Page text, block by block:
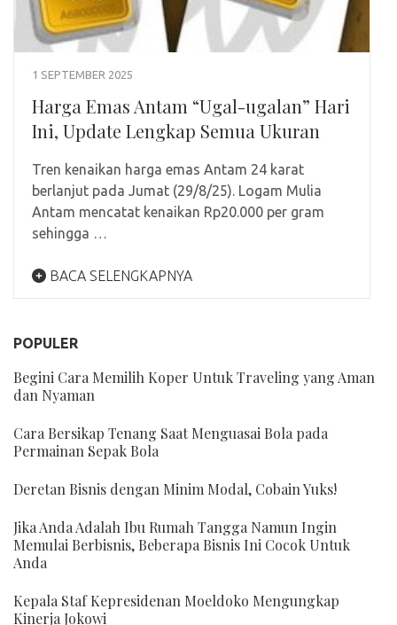
1 SEPTEMBER 2025
Harga Emas Antam “Ugal-ugalan” Hari
Ini, Update Lengkap Semua Ukuran
Tren kenaikan harga emas Antam 24 karat
berlanjut pada Jumat (29/8/25). Logam Mulia
Antam mencatat kenaikan Rp20.000 per gram
sehingga …
BACA SELENGKAPNYA
POPULER
Begini Cara Memilih Koper Untuk Traveling yang Aman
dan Nyaman
Cara Bersikap Tenang Saat Menguasai Bola pada
Permainan Sepak Bola
Deretan Bisnis dengan Minim Modal, Cobain Yuks!
Jika Anda Adalah Ibu Rumah Tangga Namun Ingin
Memulai Berbisnis, Beberapa Bisnis Ini Cocok Untuk
Anda
Kepala Staf Kepresidenan Moeldoko Mengungkap
Kinerja Jokowi